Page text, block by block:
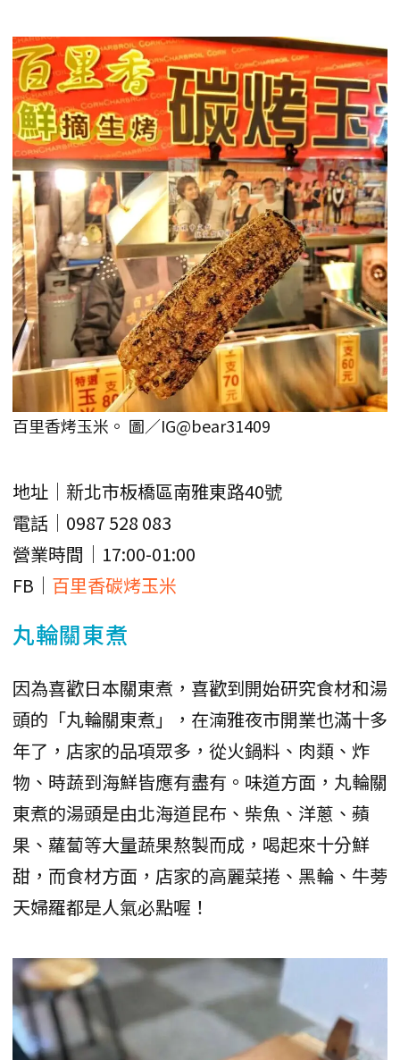
百里香烤玉米。 圖／IG@bear31409
地址｜新北市板橋區南雅東路40號
電話｜0987 528 083
營業時間｜17:00-01:00
FB｜ 百里香碳烤玉米
丸輪關東煮
因為喜歡日本關東煮，喜歡到開始研究食材和湯
頭的「丸輪關東煮」，在湳雅夜市開業也滿十多
年了，店家的品項眾多，從火鍋料、肉類、炸
物、時蔬到海鮮皆應有盡有。味道方面，丸輪關
東煮的湯頭是由北海道昆布、柴魚、洋蔥、蘋
果、蘿蔔等大量蔬果熬製而成，喝起來十分鮮
甜，而食材方面，店家的高麗菜捲、黑輪、牛蒡
天婦羅都是人氣必點喔！